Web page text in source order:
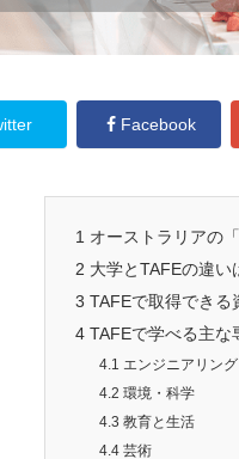
Facebook
1 オーストラリアの
2 大学とTAFEの違い
3 TAFEで取得できる
4TAFEで学べる主な
4.1 エンジニアリン
4.2 環境・科学
4.3 教育と生活
4.4 芸術